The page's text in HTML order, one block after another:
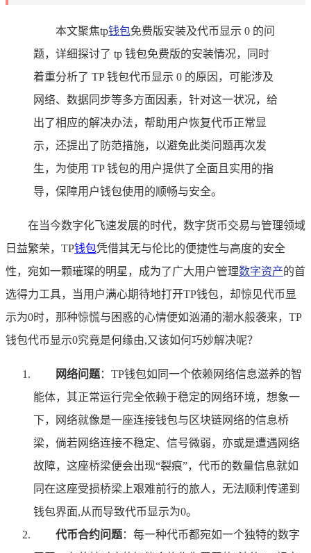
本文聚焦tp钱包免费版安装及代币显示 0 的问
题，详细探讨了 tp 钱包免费版的安装情况，同时
着重分析了 TP 钱包代币显示 0 的原因，可能涉及
网络、数据同步等多方面因素，针对这一状况，给
出了相应的解决办法，帮助用户恢复代币正常显
示，还提出了防范措施，以避免此类问题再次发
生，为使用 TP 钱包的用户提供了全面且实用的指
导，保障用户钱包使用的顺畅与安全。
在当今数字化飞速发展的时代，数字货币交易与管理领域
日益繁荣，TP钱包凭借其无与伦比的便捷性与高度的安全
性，宛如一颗璀璨的明星，成为了广大用户管理数字资产的首
选得力工具，当用户满心期待地打开TP钱包，却惊见代币显
示为0时，那种惊慌与困惑的心情便如汹涌的潮水般袭来，TP
钱包代币显示0究竟是何缘由,又该如何巧妙解决呢？
网络问题：TP钱包如同一个依赖网络信息滋养的智
能体，其正常运行完全依赖于稳定的网络环境，想象一
下，网络就像是一座连接钱包与区块链网络的信息桥
梁，倘若网络连接不稳定、信号微弱，亦或是遭遇网络
故障，这座桥梁便会出现“裂痕”，代币的数量信息就如
同在这座受损桥梁上艰难前行的旅人，无法顺利传递到
钱包界面,从而导致代币显示为0。
代币合约问题：每一种代币都宛如一个独特的数字